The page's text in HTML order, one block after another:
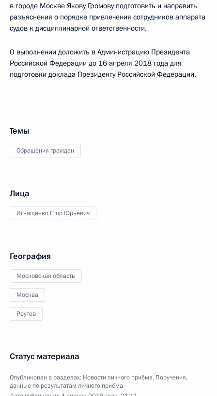
в городе Москве Якову Громову подготовить и направить
разъяснения о порядке привлечения сотрудников аппарата
судов к дисциплинарной ответственности.
О выполнении доложить в Администрацию Президента
Российской Федерации до 16 апреля 2018 года для
подготовки доклада Президенту Российской Федерации.
Темы
Обращения граждан
Лица
Игнащенко Егор Юрьевич
География
Московская область
Москва
Реутов
Статус материала
Опубликован в разделах: Новости личного приёма, Поручения,
данные по результатам личного приёма